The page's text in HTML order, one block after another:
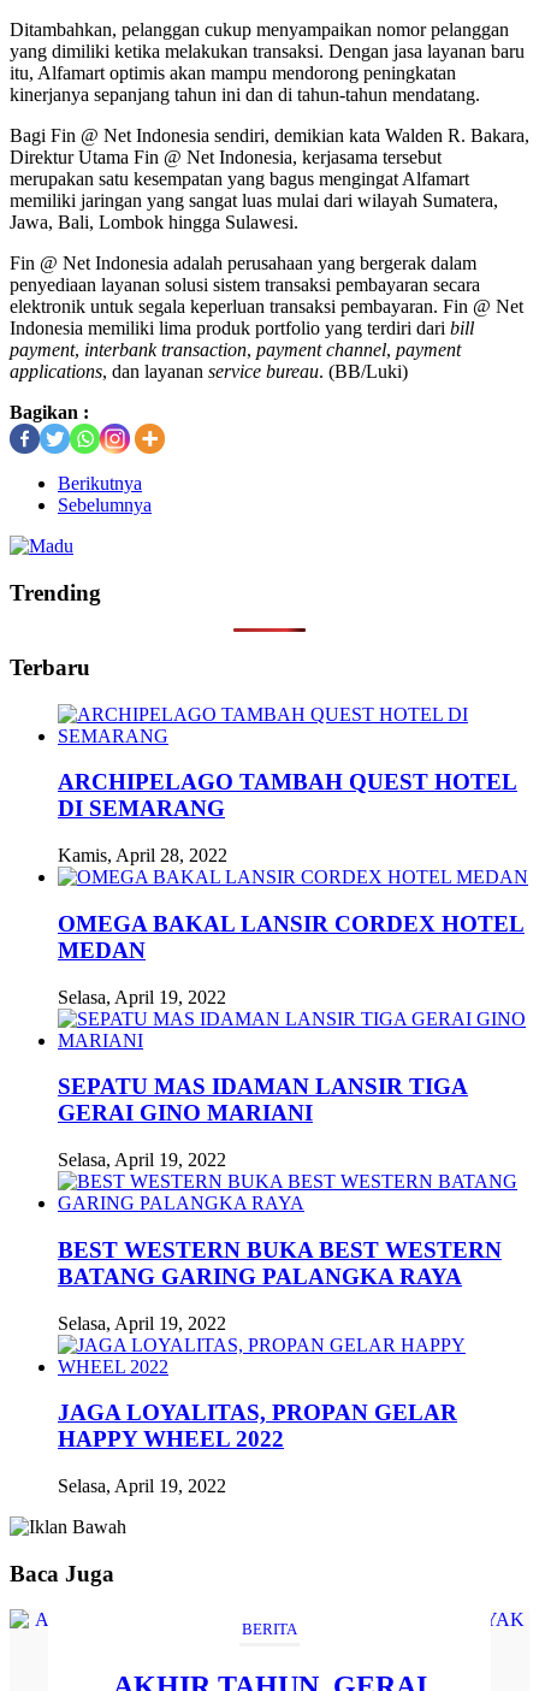
Ditambahkan, pelanggan cukup menyampaikan nomor pelanggan
yang dimiliki ketika melakukan transaksi. Dengan jasa layanan baru
itu, Alfamart optimis akan mampu mendorong peningkatan
kinerjanya sepanjang tahun ini dan di tahun-tahun mendatang.
Bagi Fin @ Net Indonesia sendiri, demikian kata Walden R. Bakara,
Direktur Utama Fin @ Net Indonesia, kerjasama tersebut
merupakan satu kesempatan yang bagus mengingat Alfamart
memiliki jaringan yang sangat luas mulai dari wilayah Sumatera,
Jawa, Bali, Lombok hingga Sulawesi.
Fin @ Net Indonesia adalah perusahaan yang bergerak dalam
penyediaan layanan solusi sistem transaksi pembayaran secara
elektronik untuk segala keperluan transaksi pembayaran. Fin @ Net
Indonesia memiliki lima produk portfolio yang terdiri dari bill
payment, interbank transaction, payment channel, payment
applications, dan layanan service bureau. (BB/Luki)
Bagikan :
Berikutnya
Sebelumnya
Trending
Terbaru
ARCHIPELAGO TAMBAH QUEST HOTEL
DI SEMARANG
Kamis, April 28, 2022
OMEGA BAKAL LANSIR CORDEX HOTEL
MEDAN
Selasa, April 19, 2022
SEPATU MAS IDAMAN LANSIR TIGA
GERAI GINO MARIANI
Selasa, April 19, 2022
BEST WESTERN BUKA BEST WESTERN
BATANG GARING PALANGKA RAYA
Selasa, April 19, 2022
JAGA LOYALITAS, PROPAN GELAR
HAPPY WHEEL 2022
Selasa, April 19, 2022
Baca Juga
BERITA